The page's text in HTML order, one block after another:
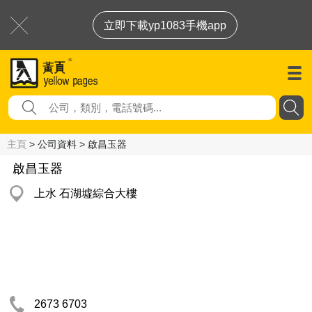
立即下載yp1083手機app
主頁 > 公司資料 > 啟昌玉器
啟昌玉器
上水 石湖墟綜合大樓
2673 6703